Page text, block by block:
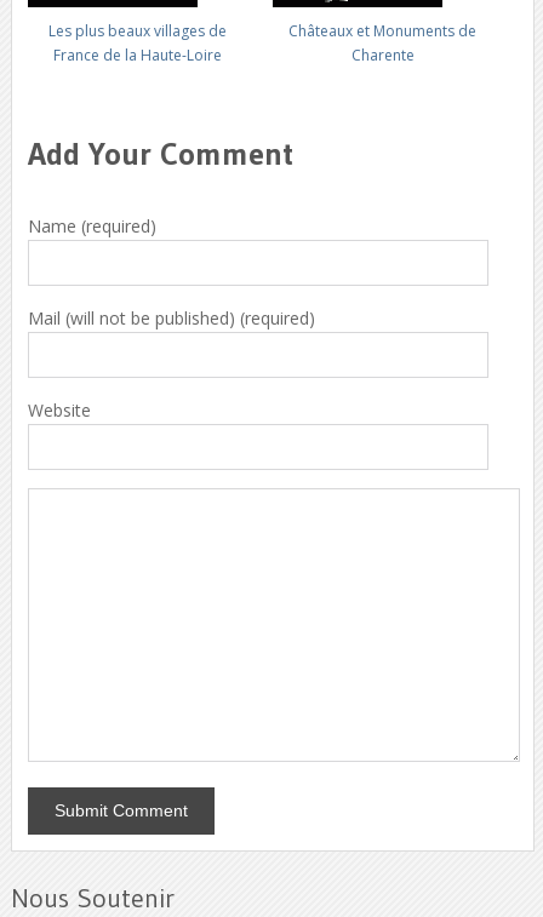
Les plus beaux villages de
France de la Haute-Loire
Châteaux et Monuments de
Charente
Add Your Comment
Name (required)
Mail (will not be published) (required)
Website
Nous Soutenir